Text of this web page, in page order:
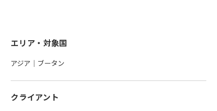
エリア・対象国
アジア｜ブータン
クライアント